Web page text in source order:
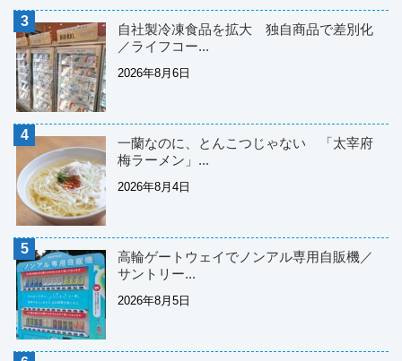
自社製冷凍食品を拡大 独自商品で差別化
／ライフコー...
2026年8月6日
一蘭なのに、とんこつじゃない 「太宰府
梅ラーメン」...
2026年8月4日
高輪ゲートウェイでノンアル専用自販機／
サントリー...
2026年8月5日